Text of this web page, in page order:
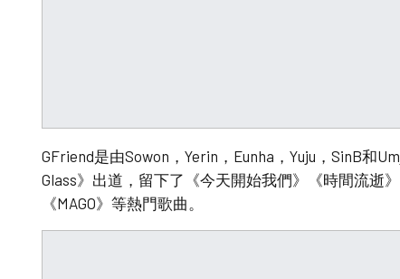
GFriend是由Sowon，Yerin，Eunha，Yuju，SinB和
Glass》出道，留下了《今天開始我們》《時間流逝
《MAGO》等熱門歌曲。 ​